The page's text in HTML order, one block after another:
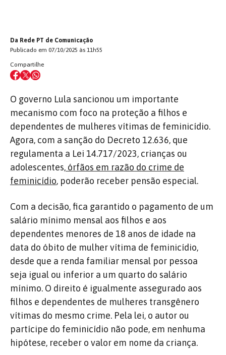
Da Rede PT de Comunicação
Publicado em 07/10/2025 às 11h55
Compartilhe
O governo Lula sancionou um importante
mecanismo com foco na proteção a filhos e
dependentes de mulheres vítimas de feminicídio.
Agora, com a sanção do Decreto 12.636, que
regulamenta a Lei 14.717/2023, crianças ou
adolescentes, órfãos em razão do crime de
feminicídio, poderão receber pensão especial.
Com a decisão, fica garantido o pagamento de um
salário mínimo mensal aos filhos e aos
dependentes menores de 18 anos de idade na
data do óbito de mulher vítima de feminicídio,
desde que a renda familiar mensal por pessoa
seja igual ou inferior a um quarto do salário
mínimo. O direito é igualmente assegurado aos
filhos e dependentes de mulheres transgênero
vítimas do mesmo crime. Pela lei, o autor ou
partícipe do feminicídio não pode, em nenhuma
hipótese, receber o valor em nome da criança.